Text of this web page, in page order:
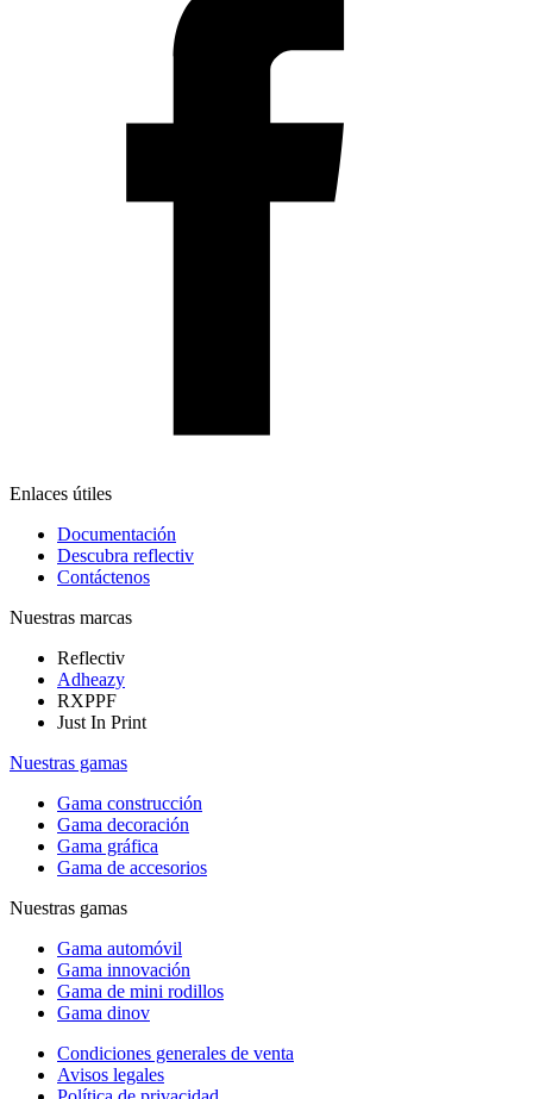
Enlaces útiles
Documentación
Descubra reflectiv
Contáctenos
Nuestras marcas
Reflectiv
Adheazy
RXPPF
Just In Print
Nuestras gamas
Gama construcción
Gama decoración
Gama gráfica
Gama de accesorios
Nuestras gamas
Gama automóvil
Gama innovación
Gama de mini rodillos
Gama dinov
Condiciones generales de venta
Avisos legales